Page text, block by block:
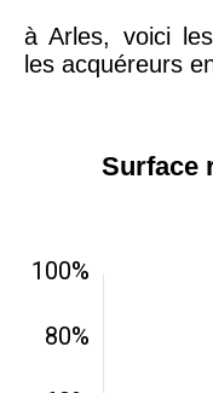
à Arles, voici
les acquéreurs
Surface